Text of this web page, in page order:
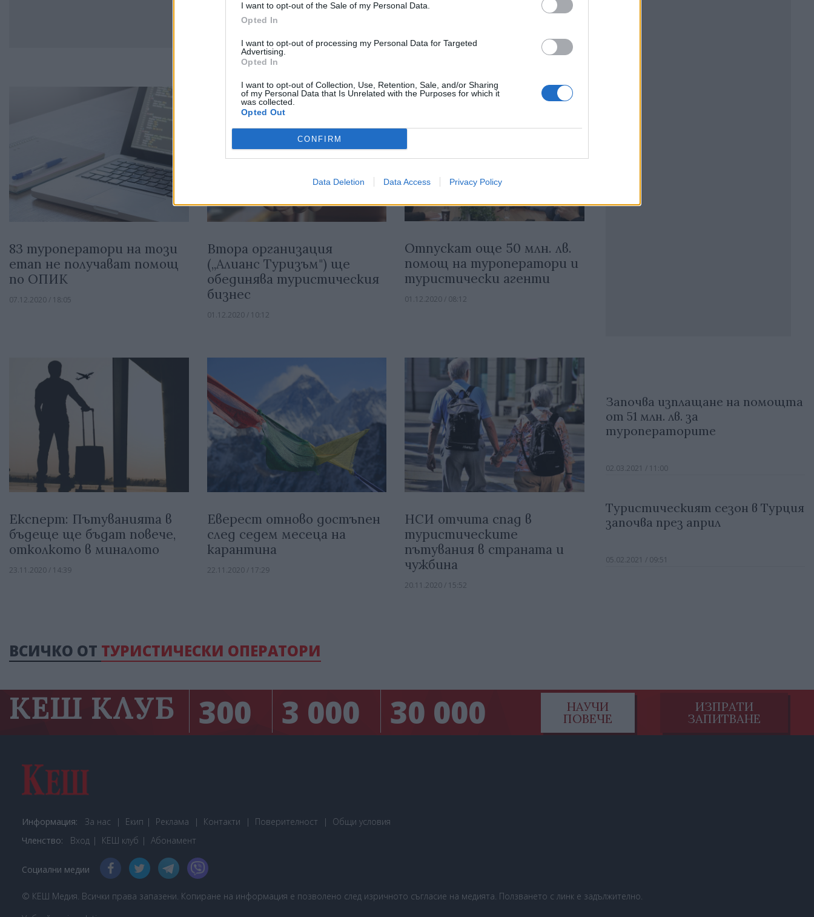
I want to opt-out of the Sale of my Personal Data.
Opted In
I want to opt-out of processing my Personal Data for Targeted
Advertising.
Opted In
I want to opt-out of Collection, Use, Retention, Sale, and/or Sharing
of my Personal Data that Is Unrelated with the Purposes for which it
was collected.
Opted Out
CONFIRM
Data Deletion Data Access Privacy Policy
83 туроператори на този
етап не получават помощ
по ОПИК
07.12.2020 / 18:05
Втора организация
(„Алианс Туризъм") ще
обединява туристическия
бизнес
01.12.2020 / 10:12
Отпускат още 50 млн. лв.
помощ на туроператори и
туристически агенти
01.12.2020 / 08:12
Експерт: Пътуванията в
бъдеще ще бъдат повече,
отколкото в миналото
23.11.2020 / 14:39
Eверест отново достъпен
след седем месеца на
карантина
22.11.2020 / 17:29
НСИ отчитa спад в
туристическите
пътувания в страната и
чужбина
20.11.2020 / 15:52
ВСИЧКО ОТ ТУРИСТИЧЕСКИ ОПЕРАТОРИ
Започва изплащане на помощта
от 51 млн. лв. за
туроператорите
02.03.2021 / 11:00
Туристическият сезон в Турция
започва през април
05.02.2021 / 09:51
КЕШ КЛУБ 300 3 000 30 000
НАУЧИ
ПОВЕЧЕ
ИЗПРАТИ
ЗАПИТВАНЕ
Информация: За нас Екип Реклама Контакти Поверителност
Общи условия
Членство:
Вход КЕШ клуб Абонамент
Социални медии
© КЕШ Медия. Всички права запазени. Копиране на информация е позволено след изричното съгласие на медията. Ползването с линк е задължително.